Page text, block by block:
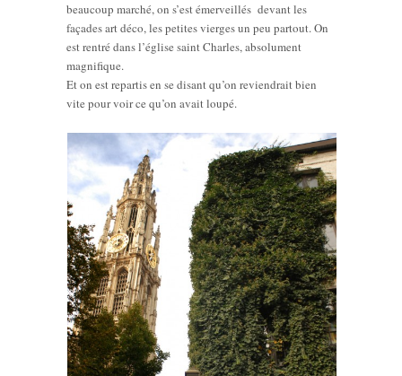
beaucoup marché, on s’est émerveillés devant les
façades art déco, les petites vierges un peu partout. On
est rentré dans l’église saint Charles, absolument
magnifique.
Et on est repartis en se disant qu’on reviendrait bien
vite pour voir ce qu’on avait loupé.